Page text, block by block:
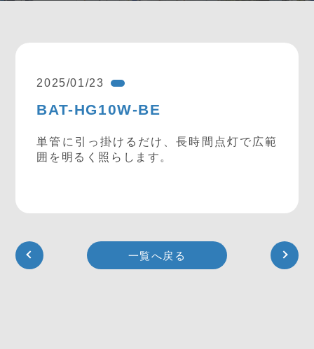
2025/01/23
BAT-HG10W-BE
単管に引っ掛けるだけ、長時間点灯で広範
囲を明るく照らします。
一覧へ戻る